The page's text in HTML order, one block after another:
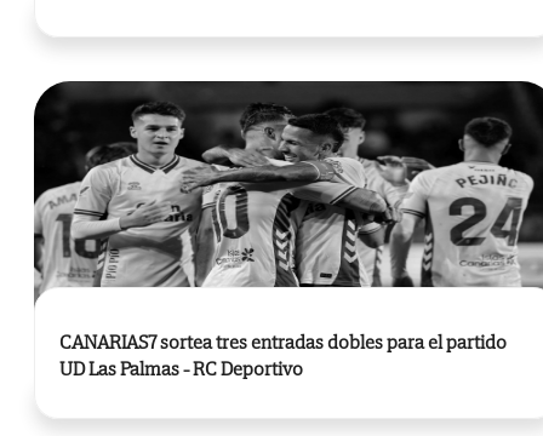
CANARIAS7 sortea tres entradas dobles para el partido
UD Las Palmas - RC Deportivo